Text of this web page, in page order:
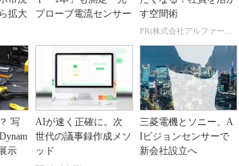
拡大
プローブ電流センサー
す空間術
PR(株式会社アルファーテクノ)
写
示
AIが速く正確に。次
世代の議事録作成メソ
ッド
三菱電機とソニー、A
Iビジョンセンサーで
新会社設立へ